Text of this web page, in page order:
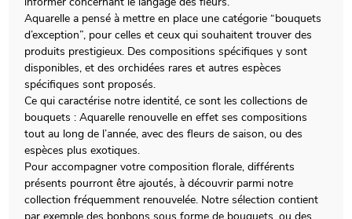
Aquarelle a pensé à mettre en place une catégorie “bouquets
d’exception”, pour celles et ceux qui souhaitent trouver des
produits prestigieux. Des compositions spécifiques y sont
disponibles, et des orchidées rares et autres espèces
spécifiques sont proposés.
Ce qui caractérise notre identité, ce sont les collections de
bouquets : Aquarelle renouvelle en effet ses compositions
tout au long de l’année, avec des fleurs de saison, ou des
espèces plus exotiques.
Pour accompagner votre composition florale, différents
présents pourront être ajoutés, à découvrir parmi notre
collection fréquemment renouvelée. Notre sélection contient